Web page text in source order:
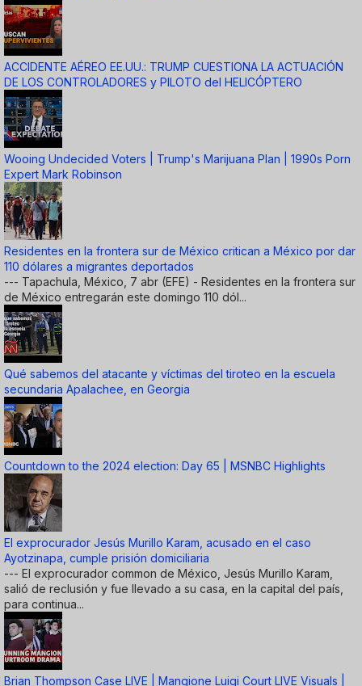
ACCIDENTE AÉREO EE.UU.: TRUMP CUESTIONA LA ACTUACIÓN
DE LOS CONTROLADORES y PILOTO del HELICÓPTERO
Wooing Undecided Voters | Trump's Marijuana Plan | 1990s Porn
Expert Mark Robinson
Residentes en la frontera sur de México critican a México por dar
110 dólares a migrantes deportados
--- Tapachula, México, 7 abr (EFE) - Residentes en la frontera sur
de México entregarán este domingo 110 dól...
Qué sabemos del atacante y víctimas del tiroteo en la escuela
secundaria Apalachee, en Georgia
Countdown to the 2024 election: Day 65 | MSNBC Highlights
El exprocurador Jesús Murillo Karam, acusado en el caso
Ayotzinapa, cumple prisión domiciliaria
--- El exprocurador common de México, Jesús Murillo Karam,
salió de reclusión y fue llevado a su casa, en la capital del país,
para continua...
Brian Thompson Case LIVE | Mangione Luigi Court LIVE Visuals |